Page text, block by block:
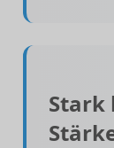
Stark